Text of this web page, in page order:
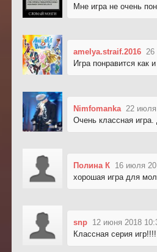
Мне игра не очень
amelya.straif.2016 26
Игра понравится как
Nimfomanka 22
Очень классная
Полина К 16 июля
хорошая игра для
snp 12 июня 2018
Классная серия